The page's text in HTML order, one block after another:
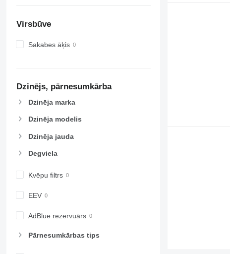
Virsbūve
Sakabes āķis
Dzinējs, pārnesumkārba
Dzinēja marka
Dzinēja modelis
Dzinēja jauda
Degviela
Kvēpu filtrs
EEV
AdBlue rezervuārs
Pārnesumkārbas tips